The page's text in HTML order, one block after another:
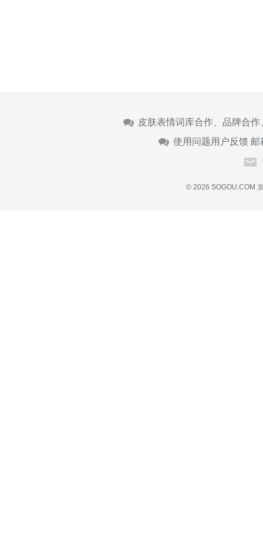
皮肤表情词库合作、品牌合
使用问题用户反馈 邮
© 2026 SOGOU.COM